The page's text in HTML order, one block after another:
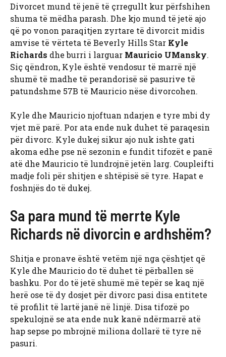
Divorcet mund të jenë të çrregullt kur përfshihen
shuma të mëdha parash. Dhe kjo mund të jetë ajo
që po vonon paraqitjen zyrtare të divorcit midis
amvise të vërteta të Beverly Hills Star Kyle
Richards dhe burri i larguar Mauricio UMansky.
Siç qëndron, Kyle është vendosur të marrë një
shumë të madhe të perandorisë së pasurive të
patundshme 57B të Mauricio nëse divorcohen.
Kyle dhe Mauricio njoftuan ndarjen e tyre mbi dy
vjet më parë. Por ata ende nuk duhet të paraqesin
për divorc. Kyle dukej sikur ajo nuk ishte gati
akoma edhe pse në sezonin e fundit tifozët e panë
atë dhe Mauricio të lundrojnë jetën larg. Coupleifti
madje foli për shitjen e shtëpisë së tyre. Hapat e
foshnjës do të dukej.
Sa para mund të merrte Kyle
Richards në divorcin e ardhshëm?
Shitja e pronave është vetëm një nga çështjet që
Kyle dhe Mauricio do të duhet të përballen së
bashku. Por do të jetë shumë më tepër se kaq një
herë ose të dy dosjet për divorc pasi disa entitete
të profilit të lartë janë në linjë. Disa tifozë po
spekulojnë se ata ende nuk kanë ndërmarrë atë
hap sepse po mbrojnë miliona dollarë të tyre në
pasuri.